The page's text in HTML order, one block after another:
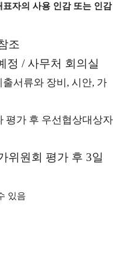
자의 사용 인감 또는 인감
조
정 / 사무처 회의실
출서류와 장비 , 시안, 가
평가 후 우선협상대상자
위원회 평가 후 3일
있음